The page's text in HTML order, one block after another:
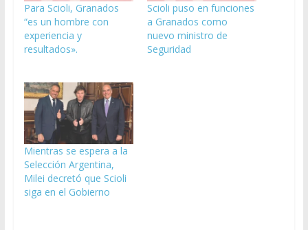
Para Scioli, Granados
“es un hombre con
experiencia y
resultados».
Scioli puso en funciones
a Granados como
nuevo ministro de
Seguridad
Mientras se espera a la
Selección Argentina,
Milei decretó que Scioli
siga en el Gobierno